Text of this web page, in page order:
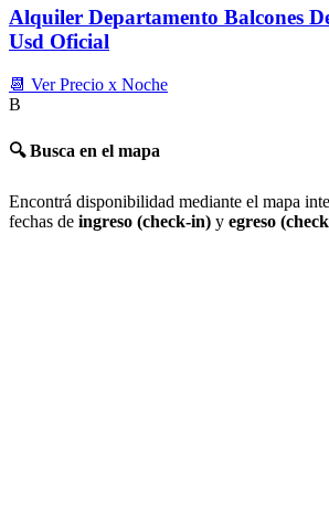
Alquiler Departamento Balcones
Usd Oficial
📆 Ver Precio x Noche
B
🔍 Busca en el mapa
Encontrá disponibilidad mediante el mapa
fechas de ingreso (check-in) y egreso